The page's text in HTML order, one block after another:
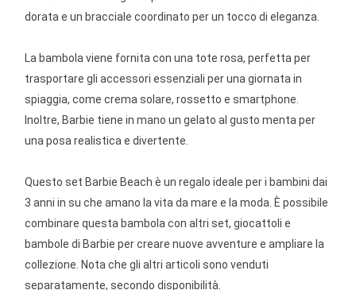
dorata e un bracciale coordinato per un tocco di eleganza.
La bambola viene fornita con una tote rosa, perfetta per
trasportare gli accessori essenziali per una giornata in
spiaggia, come crema solare, rossetto e smartphone.
Inoltre, Barbie tiene in mano un gelato al gusto menta per
una posa realistica e divertente.
Questo set Barbie Beach è un regalo ideale per i bambini dai
3 anni in su che amano la vita da mare e la moda. È possibile
combinare questa bambola con altri set, giocattoli e
bambole di Barbie per creare nuove avventure e ampliare la
collezione. Nota che gli altri articoli sono venduti
separatamente, secondo disponibilità.